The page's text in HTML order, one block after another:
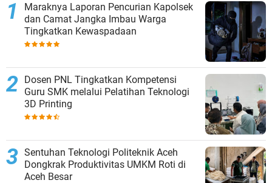
Maraknya Laporan Pencurian Kapolsek
dan Camat Jangka Imbau Warga
Tingkatkan Kewaspadaan
Dosen PNL Tingkatkan Kompetensi
Guru SMK melalui Pelatihan Teknologi
3D Printing
Sentuhan Teknologi Politeknik Aceh
Dongkrak Produktivitas UMKM Roti di
Aceh Besar